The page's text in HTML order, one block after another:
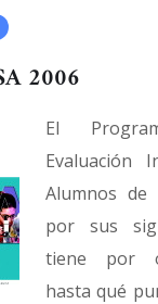
2006
El
Evaluación
Alumnos de
por sus
tiene por
hasta qué